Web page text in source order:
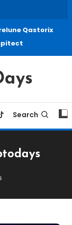
Qastorix
Search